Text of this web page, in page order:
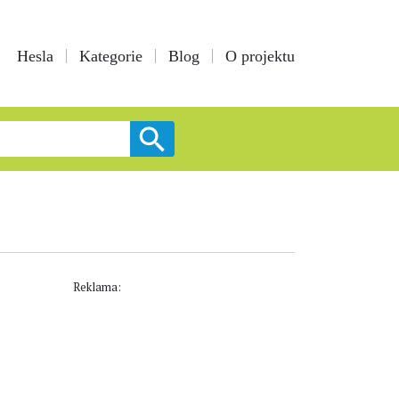
Hesla Kategorie Blog O projektu
Reklama: